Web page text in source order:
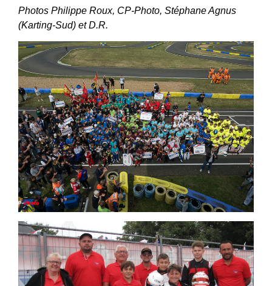
Photos Philippe Roux, CP-Photo, Stéphane Agnus
(Karting-Sud) et D.R.